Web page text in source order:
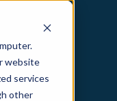
website
services
other